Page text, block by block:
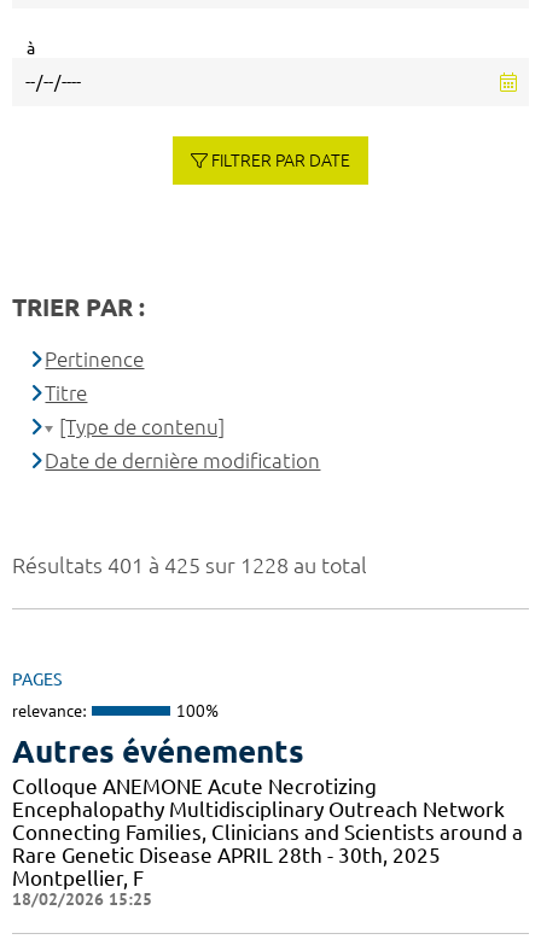
Résultats 401 à 425 sur 1228 au total
PAGES
relevance: 100%
Autres événements
Colloque ANEMONE Acute Necrotizing
Encephalopathy Multidisciplinary Outreach Network
Connecting Families, Clinicians and Scientists around a
Rare Genetic Disease APRIL 28th - 30th, 2025
Montpellier, F
18/02/2026 15:25
à
FILTRER PAR DATE
TRIER PAR :
Pertinence
Titre
[Type de contenu]
Date de dernière modification